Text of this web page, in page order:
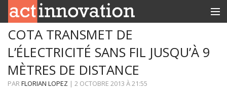
RUBRIQUES
INNOBOX
CONTACT
COTA TRANSMET DE
L’ÉLECTRICITÉ SANS FIL JUSQU’À 9
MÈTRES DE DISTANCE
PARFLORIAN LOPEZ | 2 OCTOBRE 2013 À21:55